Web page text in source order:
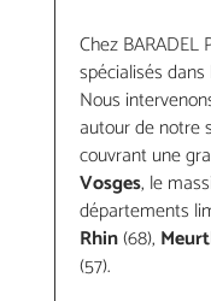
Chez BARADEL
spécialisés dans
Nous
autour de notre
couvrant une
Vosges, le
départements
Rhin(68),
(57).